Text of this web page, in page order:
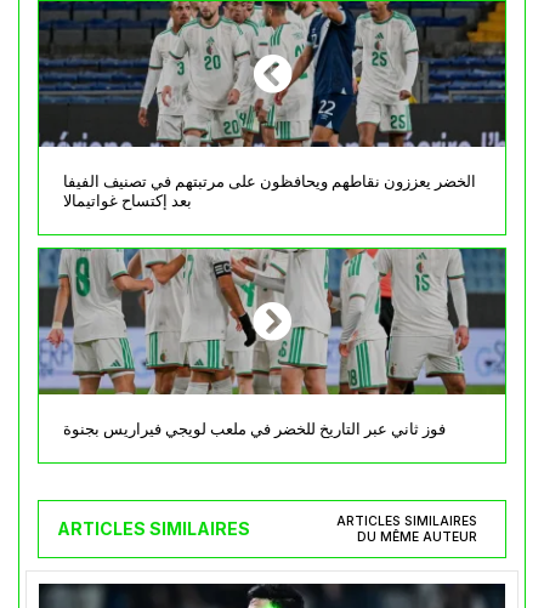
الخضر يعززون نقاطهم ويحافظون على مرتبتهم في تصنيف الفيفا
بعد إكتساح غواتيمالا
فوز ثاني عبر التاريخ للخضر في ملعب لويجي فيراريس بجنوة
ARTICLES SIMILAIRES
ARTICLES SIMILAIRES
DU MÊME AUTEUR